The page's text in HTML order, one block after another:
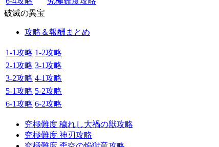
破滅の異宝
攻略＆報酬まとめ
1-1攻略 1-2攻略
2-1攻略 3-1攻略
3-2攻略 4-1攻略
5-1攻略 5-2攻略
6-1攻略 6-2攻略
究極難度 穢れし大禍の獣攻略
究極難度 神刃攻略